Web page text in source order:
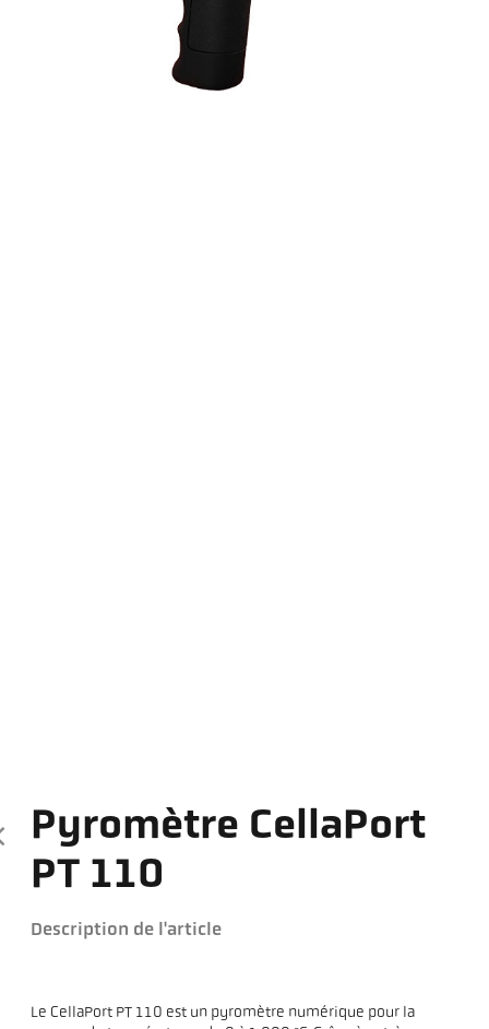
Pyromètre CellaPort
PT 110
Description de l'article
Le CellaPort PT 110 est un pyromètre numérique pour la